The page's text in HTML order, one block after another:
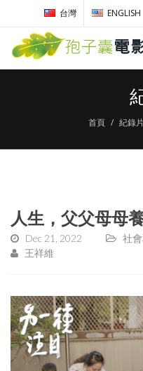
台灣 ENGLISH
首頁 紀錄
人生，父父母母
Dec 21, 2022 社
王祥維